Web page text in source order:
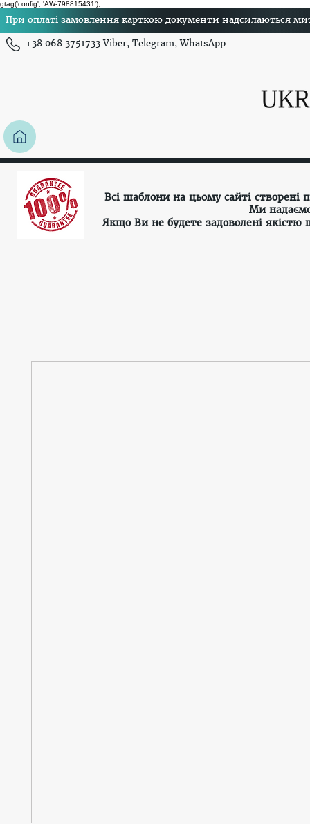
gtag('config', 'AW-798815431');
При оплаті замовлення карткою документи надсилаються
+38 068 3751733 Viber, Telegram, WhatsApp
Всі шаблони на цьому сайті
Ми
Якщо Ви не будете задоволені